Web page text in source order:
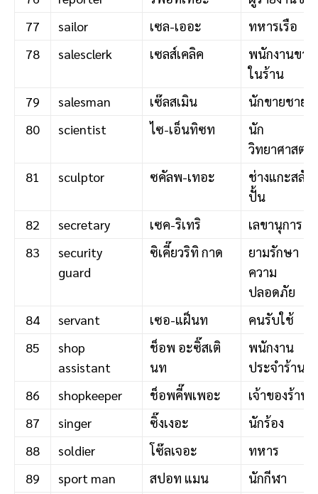
77
sailor เซล-เออะ
ทหารเรือ
78
salesclerk เซลส์เคลิค
พนักงานขาย
ในร้าน
79
salesman เซ๊ลสเมิน
นักขายชาย
80
scientist ไซ-เอ็นทิซท
นัก
วิทยาศาสตร์
81
sculptor ซคัลพ-เทอะ
ช่างแกะสลัก,
ปั้น
82
secretary เซค-ริเทริ
เลขานุการ
83
security
guard
ซิเคี๊ยวริทิ กาด
ยามรักษา
ความ
ปลอดภัย
84
servant เซอ-แฝ็นท
คนรับใช้
85
shop
assistant
ช็อพ อะซิ๊สเติ
นท
พนักงาน
ประจำร้าน
86
shopkeeper ช็อพคี๊พเพอะ
เจ้าของร้าน
87
singer ซิ๊งเงอะ
นักร้อง
88
soldier โซ๊ลเจอะ
ทหาร
89
sport man สปอท แมน
นักกีฬา